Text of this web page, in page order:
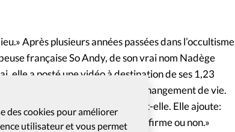
des cookies pour améliorer
utilisateur et vous permet
Après plusieurs années passées dans l’occultisme
française So Andy, de son vrai nom Nadège
elle a posté une vidéo à destination de ses 1,23
anti-Dieu» et de son changement de vie.
gagne de mon côté», témoigne-t-elle. Elle ajoute:
et j’attends de savoir s’il les confirme ou non.»